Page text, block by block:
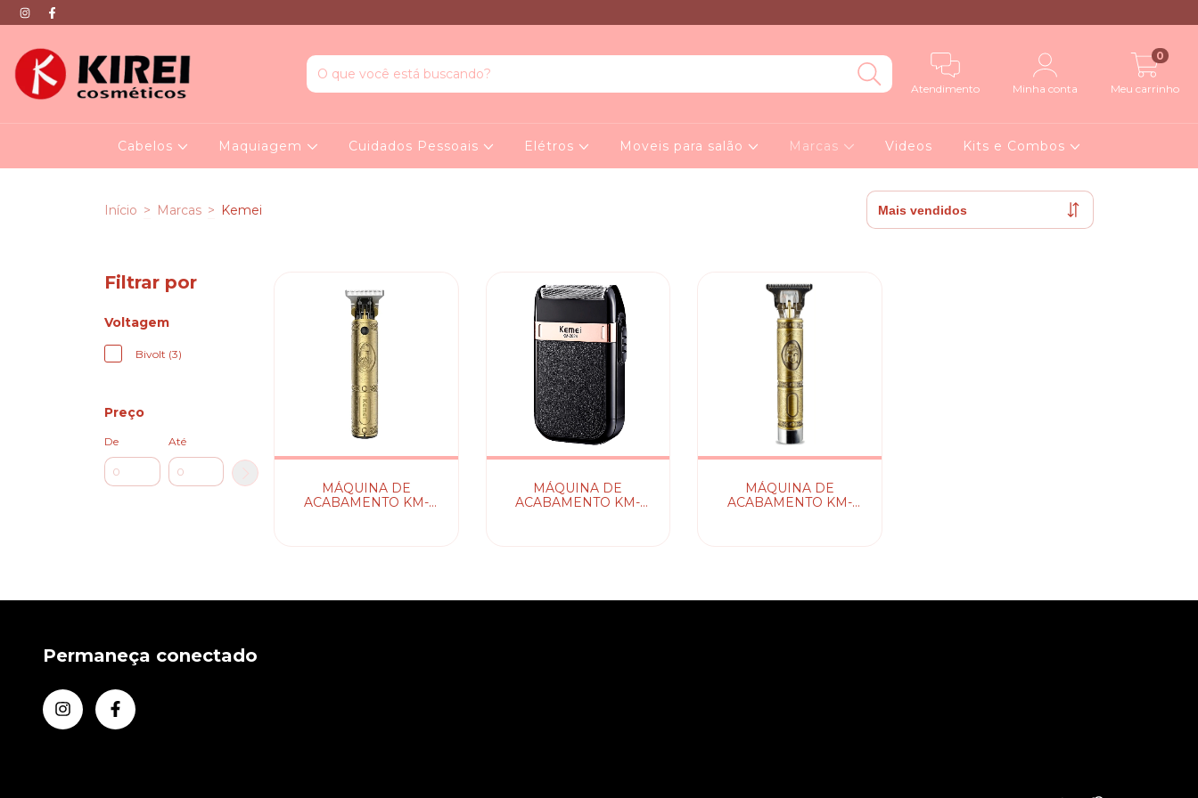
Atendimento Minha conta Meu carrinho
0
Cabelos Maquiagem Cuidados Pessoais Elétros Moveis para salão Marcas Videos Kits e Combos
Início > Marcas > Kemei
Filtrar por
Voltagem
Bivolt (3)
Preço
De Até
MÁQUINA DE
ACABAMENTO KM-
MÁQUINA DE
ACABAMENTO KM-
MÁQUINA DE
ACABAMENTO KM-
Permaneça conectado